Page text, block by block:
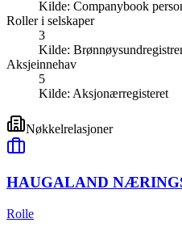
Kilde: Companybook
Roller i selskaper
3
Kilde:
Aksjeinnehav
5
Kilde: Aksjonærregisteret
Nøkkelrelasjoner
HAUGALAND
Rolle